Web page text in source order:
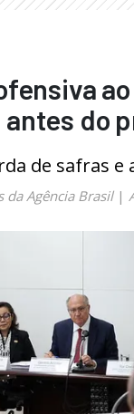
do
de safras e
da Agência Brasil|